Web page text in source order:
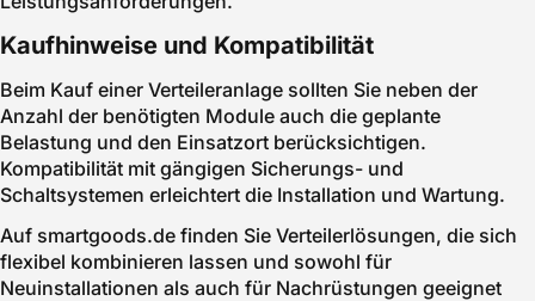
Kaufhinweise und Kompatibilität
Beim Kauf einer Verteileranlage sollten Sie neben der
Anzahl der benötigten Module auch die geplante
Belastung und den Einsatzort berücksichtigen.
Kompatibilität mit gängigen Sicherungs- und
Schaltsystemen erleichtert die Installation und Wartung.
Auf smartgoods.de finden Sie Verteilerlösungen, die sich
flexibel kombinieren lassen und sowohl für
Neuinstallationen als auch für Nachrüstungen geeignet